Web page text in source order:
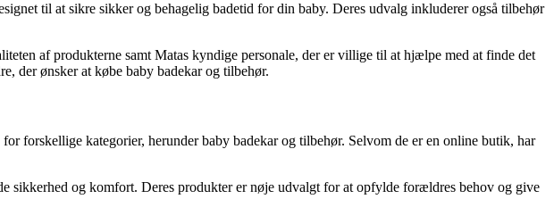
til at sikre sikker og behagelig badetid for din baby. Deres udvalg inkluderer også tilbehør
af produkterne samt Matas kyndige personale, der er villige til at hjælpe med at finde det
der ønsker at købe baby badekar og tilbehør.
forskellige kategorier, herunder baby badekar og tilbehør. Selvom de er en online butik, har
sikkerhed og komfort. Deres produkter er nøje udvalgt for at opfylde forældres behov og give